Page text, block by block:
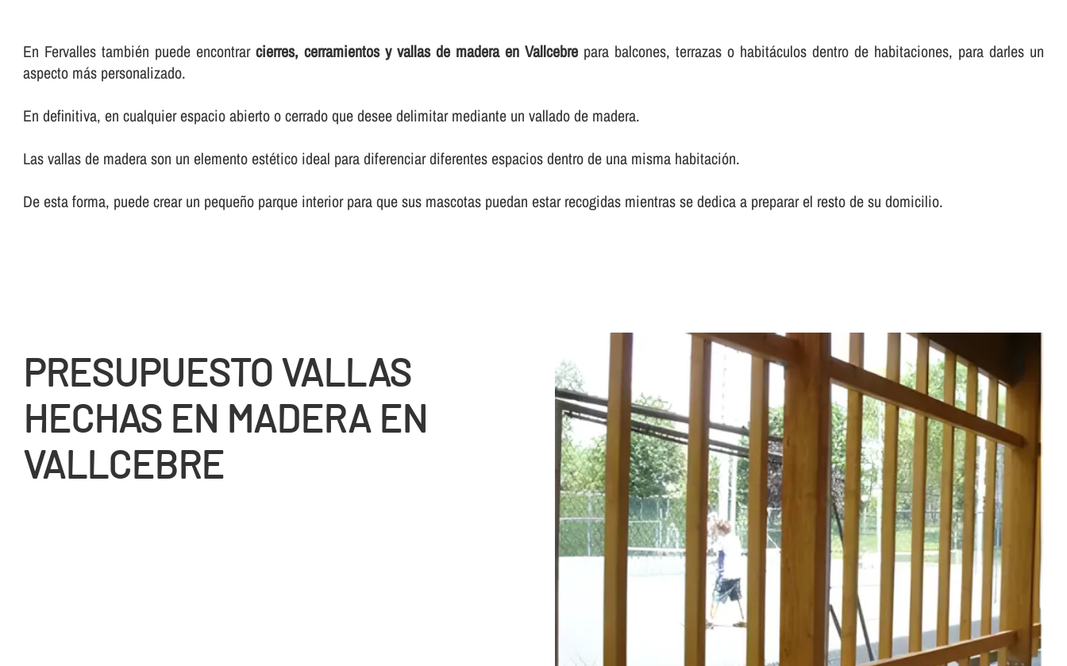
En Fervalles también puede encontrarcierres, cerramientos y vallas de madera en Vallcebrepara balcones, terrazas o habitáculos dentro de habitaciones, para darles un
aspecto más personalizado.
En definitiva, en cualquier espacio abierto o cerrado que desee delimitar mediante un vallado de madera.
Las vallas de madera son un elemento estético ideal para diferenciar diferentes espacios dentro de una misma habitación.
De esta forma, puede crear un pequeño parque interior para que sus mascotas puedan estar recogidas mientras se dedica a preparar el resto de su domicilio.
PRESUPUESTO VALLAS
HECHAS EN MADERA EN
VALLCEBRE